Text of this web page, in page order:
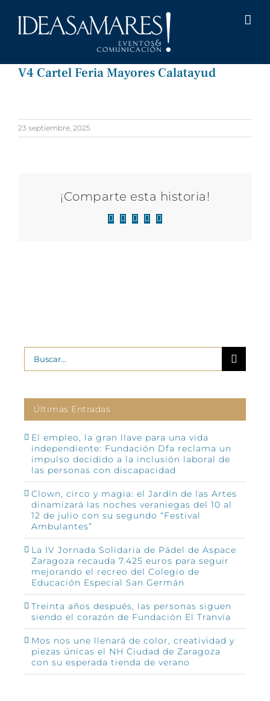
V4 Cartel Feria Mayores Calatayud
23 septiembre, 2025
¡Comparte esta historia!
Facebook
X LinkedIn
WhatsApp
Correo
Buscar:
Últimas Entradas
El empleo, la gran llave para una vida
independiente: Fundación Dfa reclama un
impulso decidido a la inclusión laboral de
las personas con discapacidad
Clown, circo y magia: el Jardín de las Artes
dinamizará las noches veraniegas del 10 al
12 de julio con su segundo “Festival
Ambulantes”
La IV Jornada Solidaria de Pádel de Aspace
Zaragoza recauda 7.425 euros para seguir
mejorando el recreo del Colegio de
Educación Especial San Germán
Treinta años después, las personas siguen
siendo el corazón de Fundación El Tranvía
Mos nos une llenará de color, creatividad y
piezas únicas el NH Ciudad de Zaragoza
con su esperada tienda de verano